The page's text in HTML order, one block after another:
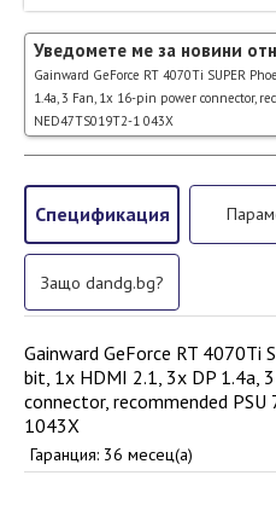
Уведомете ме за новини
Gainward GeForce RT 4070Ti SUPER
1.4a, 3 Fan, 1x 16-pin power connector,
NED47TS019T2-1 043X
Спецификация
Защо dandg.bg?
Gainward GeForce RT 4070Ti
bit, 1x HDMI 2.1, 3x DP 1.4a,
connector, recommended
1043X
Гаранция: 36 месец(а)